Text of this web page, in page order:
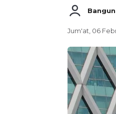
Jum'at, 06